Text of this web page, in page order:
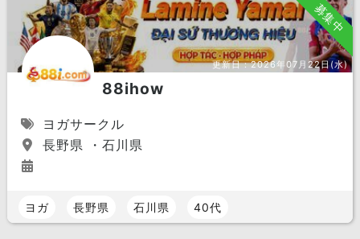
募集中
更新日：2026年07月22日(水)
88ihow
ヨガサークル
長野県 ・石川県
ヨガ 長野県 石川県 40代